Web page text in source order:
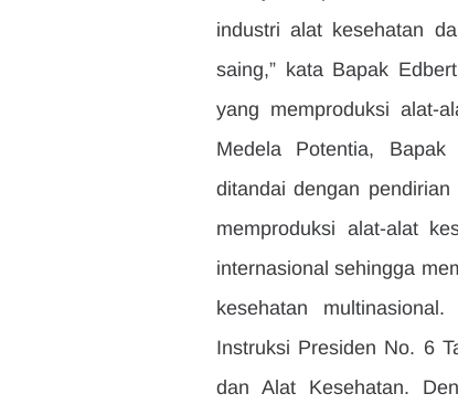
industri alat kesehatan
saing,” kata Bapak
yang memproduksi alat-
Medela Potentia, Bapak
ditandai dengan
memproduksi alat-alat
internasional sehingga
kesehatan
Instruksi Presiden No. 6
dan Alat Kesehatan.